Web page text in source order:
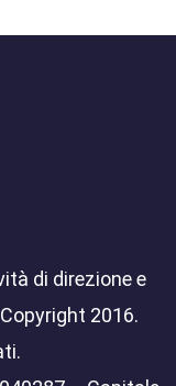
di direzione e
2016.